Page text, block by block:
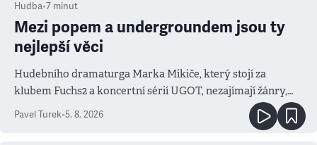
Hudba•7 minut
Mezi popem a undergroundem jsou ty
nejlepší věci
Hudebního dramaturga Marka Mikiče, který stojí za
klubem Fuchs2 a koncertní sérií UGOT, nezajímají žánry,
ale atmosféra
Pavel Turek•5. 8. 2026